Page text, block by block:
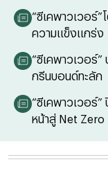
“ซีเคพาวเวอร์
ความแข็งแกร่ง
“ซีเคพาวเวอร์
กรีนบอนด์ทะลัก
“ซีเคพาวเวอร์
หน้าสู่ Net Zero